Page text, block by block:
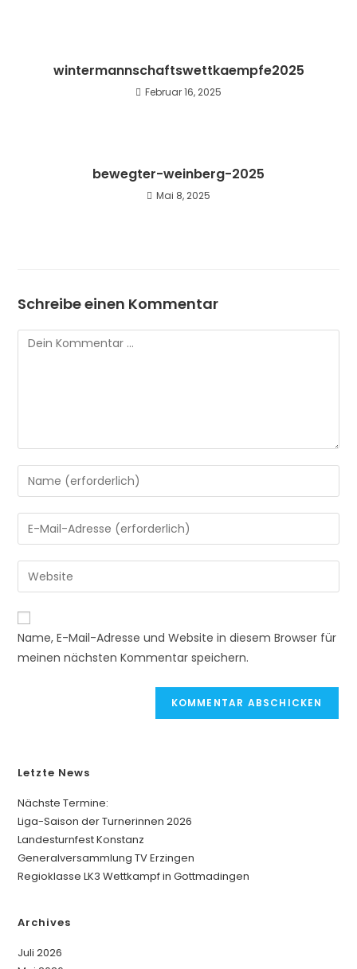
wintermannschaftswettkaempfe2025
Februar 16, 2025
bewegter-weinberg-2025
Mai 8, 2025
Schreibe einen Kommentar
Kommentar
Gib
deinen
Namen
oder
zum
Kommentieren
ein
Gib
deine
E-
Mail-
zum
Kommentieren
ein
Gib
deine
Website-
URL
Name, E-Mail-Adresse und Website in diesem Browser für
meinen nächsten Kommentar speichern.
Letzte News
Nächste Termine:
Liga-Saison der Turnerinnen 2026
Landesturnfest Konstanz
Generalversammlung TV Erzingen
Regioklasse LK3 Wettkampf in Gottmadingen
Archives
Juli 2026